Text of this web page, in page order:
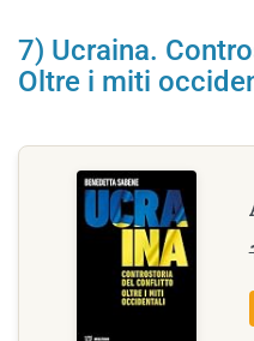
7) Ucraina.
Oltre i miti